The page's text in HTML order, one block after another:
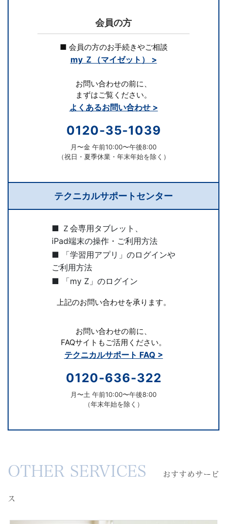
会員の方
■ 会員の方のお手続きやご相談
my Ｚ（マイゼット） >
お問い合わせの前に、
まずはご覧ください。
よくあるお問い合わせ >
0120-35-1039
月〜金 午前10:00〜午後8:00
（祝日・夏季休業・年末年始を除く）
テクニカルサポートセンター
■ Ｚ会専用タブレット、
iPad端末の操作・ご利用方法
■ 「学習用アプリ」のログインや
ご利用方法
■ 「my Z」のログイン
上記のお問い合わせを承ります。
お問い合わせの前に、
FAQサイトもご活用ください。
テクニカルサポート FAQ >
0120-636-322
月〜土 午前10:00〜午後8:00
（年末年始を除く）
OTHER SERVICES おすすめサービ
ス